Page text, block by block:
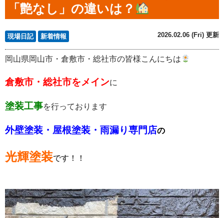
「艶なし」の違いは？
現場日記 新着情報 2026.02.06 (Fri) 更新
岡山県岡山市・倉敷市・総社市の皆様こんにちは
倉敷市・総社市をメインに
塗装工事を行っております
外壁塗装・屋根塗装・雨漏り専門店の
光輝塗装です！！